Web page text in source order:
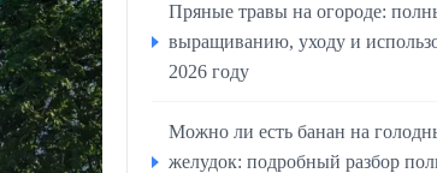
Пряные травы на огороде:
выращиванию, уходу и
2026 году
Можно ли есть банан на
желудок: подробный разбор